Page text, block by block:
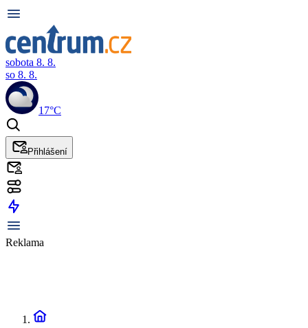
sobota 8. 8.
so 8. 8.
17°C
Přihlášení
Reklama